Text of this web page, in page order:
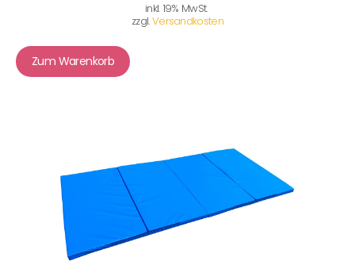
inkl. 19% MwSt.
zzgl.Versandkosten
Zum Warenkorb